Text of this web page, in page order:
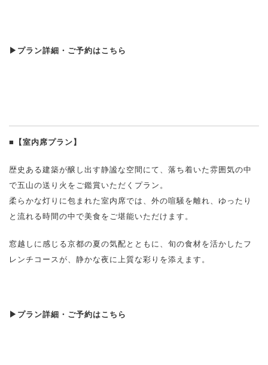
▶プラン詳細・ご予約はこちら
■【室内席プラン】
歴史ある建築が醸し出す静謐な空間にて、落ち着いた雰囲気の中
で五山の送り火をご鑑賞いただくプラン。
柔らかな灯りに包まれた室内席では、外の喧騒を離れ、ゆったり
と流れる時間の中で美食をご堪能いただけます。
窓越しに感じる京都の夏の気配とともに、旬の食材を活かしたフ
レンチコースが、静かな夜に上質な彩りを添えます。
▶プラン詳細・ご予約はこちら